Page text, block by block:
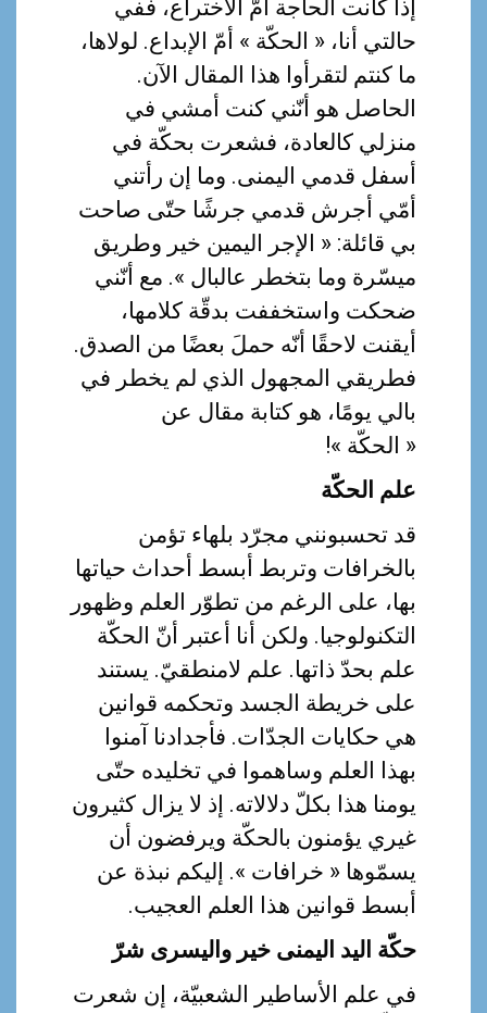
إذا كانت الحاجة أمّ الاختراع، ففي
حالتي أنا، « الحكّة » أمّ الإبداع. لولاها،
ما كنتم لتقرأوا هذا المقال الآن.
الحاصل هو أنّني كنت أمشي في
منزلي كالعادة، فشعرت بحكّة في
أسفل قدمي اليمنى. وما إن رأتني
أمّي أجرش قدمي جرشًا حتّى صاحت
بي قائلة: « الإجر اليمين خير وطريق
ميسّرة وما بتخطر عالبال ». مع أنّني
ضحكت واستخففت بدقّة كلامها،
أيقنت لاحقًا أنّه حملَ بعضًا من الصدق.
فطريقي المجهول الذي لم يخطر في
بالي يومًا، هو كتابة مقال عن
« الحكّة »!
علم الحكّة
قد تحسبونني مجرّد بلهاء تؤمن
بالخرافات وتربط أبسط أحداث حياتها
بها، على الرغم من تطوّر العلم وظهور
التكنولوجيا. ولكن أنا أعتبر أنّ الحكّة
علم بحدّ ذاتها. علم لامنطقيّ. يستند
على خريطة الجسد وتحكمه قوانين
هي حكايات الجدّات. فأجدادنا آمنوا
بهذا العلم وساهموا في تخليده حتّى
يومنا هذا بكلّ دلالاته. إذ لا يزال كثيرون
غيري يؤمنون بالحكّة ويرفضون أن
يسمّوها « خرافات ». إليكم نبذة عن
أبسط قوانين هذا العلم العجيب.
حكّة اليد اليمنى خير واليسرى شرّ
في علم الأساطير الشعبيّة، إن شعرت